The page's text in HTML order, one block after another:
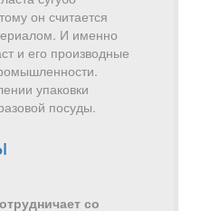
он считается
И именно
и его производные
упаковки
посуды.
со